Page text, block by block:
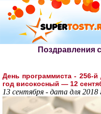
Поздравления
День программиста - 256-
год високосный — 12
13 сентября - дата для 2018